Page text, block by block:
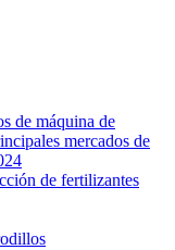
de máquina de
mercados de
de fertilizantes